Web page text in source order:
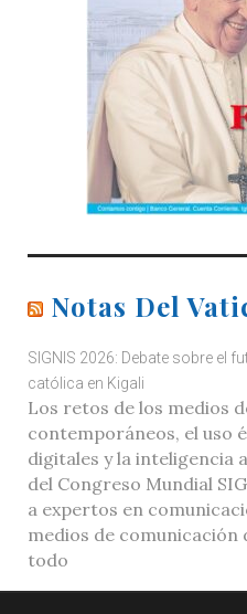
Notas Del
SIGNIS 2026: Debate sobre el
católica en Kigali
Los retos de los medios
contemporáneos, el uso
digitales y la inteligencia
del Congreso Mundial
a expertos en
medios de comunicación
todo